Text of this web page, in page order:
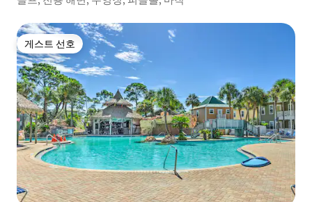
게스트 선호
게스트 선호